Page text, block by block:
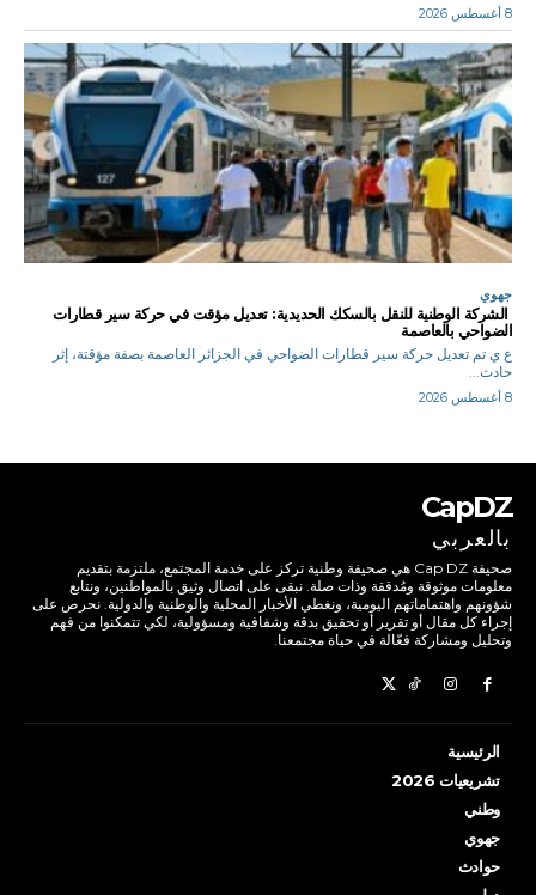
8 أغسطس 2026
جهوي
الشركة الوطنية للنقل بالسكك الحديدية: تعديل مؤقت في حركة سير قطارات
الضواحي بالعاصمة
ع ي تم تعديل حركة سير قطارات الضواحي في الجزائر العاصمة بصفة مؤقتة، إثر
حادث...
8 أغسطس 2026
CapDZ
بالعربي
صحيفة Cap DZ هي صحيفة وطنية تركز على خدمة المجتمع، ملتزمة بتقديم
معلومات موثوقة ومُدققة وذات صلة. نبقى على اتصال وثيق بالمواطنين، ونتابع
شؤونهم واهتماماتهم اليومية، ونغطي الأخبار المحلية والوطنية والدولية. نحرص على
إجراء كل مقال أو تقرير أو تحقيق بدقة وشفافية ومسؤولية، لكي تتمكنوا من فهم
وتحليل ومشاركة فعّالة في حياة مجتمعنا.
الرئيسية
تشريعيات 2026
وطني
جهوي
حوادث